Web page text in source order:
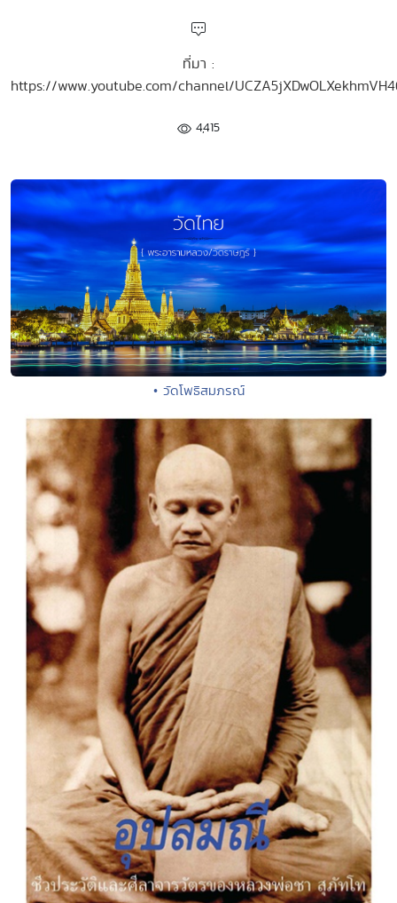
ที่มา :
https://www.youtube.com/channel/
4,415
• วัดโพธิสมภรณ์